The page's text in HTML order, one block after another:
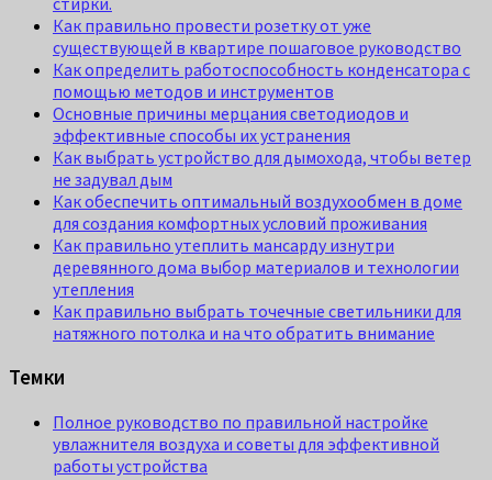
Как правильно провести розетку от уже
существующей в квартире пошаговое руководство
Как определить работоспособность конденсатора с
помощью методов и инструментов
Основные причины мерцания светодиодов и
эффективные способы их устранения
Как выбрать устройство для дымохода, чтобы ветер
не задувал дым
Как обеспечить оптимальный воздухообмен в доме
для создания комфортных условий проживания
Как правильно утеплить мансарду изнутри
деревянного дома выбор материалов и технологии
утепления
Как правильно выбрать точечные светильники для
натяжного потолка и на что обратить внимание
Темки
Полное руководство по правильной настройке
увлажнителя воздуха и советы для эффективной
работы устройства